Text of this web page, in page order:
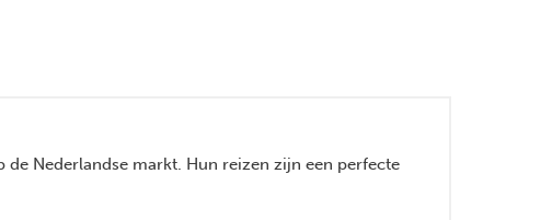
Nederlandse markt. Hun reizen zijn een perfecte